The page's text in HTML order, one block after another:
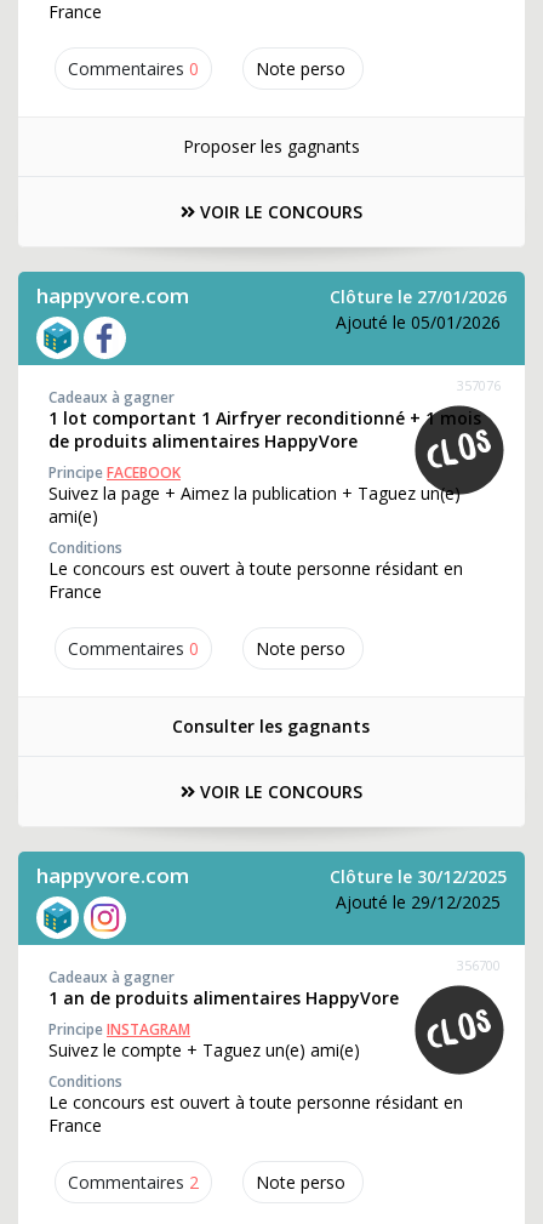
Commentaires 0 Note perso
France
Proposer les gagnants
VOIR LE CONCOURS
happyvore.com
Clôture le 27/01/2026
Ajouté le 05/01/2026
Commentaires 0 Note perso
357076
Cadeaux à gagner
1 lot comportant 1 Airfryer reconditionné + 1 mois
de produits alimentaires HappyVore
PrincipeFACEBOOK
Suivez la page + Aimez la publication + Taguez un(e)
ami(e)
Conditions
Le concours est ouvert à toute personne résidant en
France
Consulter les gagnants
VOIR LE CONCOURS
happyvore.com
Clôture le 30/12/2025
Ajouté le 29/12/2025
Commentaires 2 Note perso
356700
Cadeaux à gagner
1 an de produits alimentaires HappyVore
PrincipeINSTAGRAM
Suivez le compte + Taguez un(e) ami(e)
Conditions
Le concours est ouvert à toute personne résidant en
France